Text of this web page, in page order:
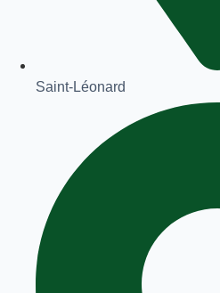
Saint-Léonard